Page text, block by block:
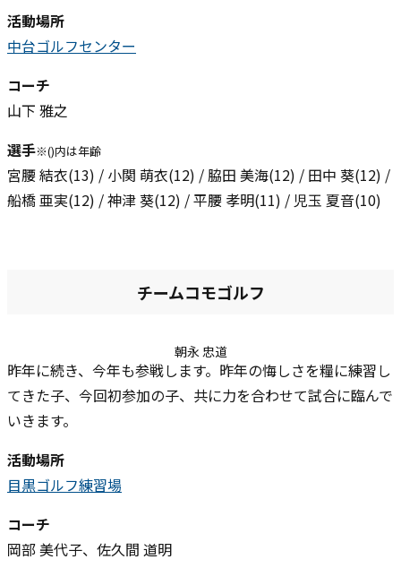
活動場所
中台ゴルフセンター
コーチ
山下 雅之
選手※()内は年齢
宮腰 結衣(13) / 小関 萌衣(12) / 脇田 美海(12) / 田中 葵(12) /
船橋 亜実(12) / 神津 葵(12) / 平腰 孝明(11) / 児玉 夏音(10)
チームコモゴルフ
朝永 忠道
昨年に続き、今年も参戦します。昨年の悔しさを糧に練習し
てきた子、今回初参加の子、共に力を合わせて試合に臨んで
いきます。
活動場所
目黒ゴルフ練習場
コーチ
岡部 美代子、佐久間 道明